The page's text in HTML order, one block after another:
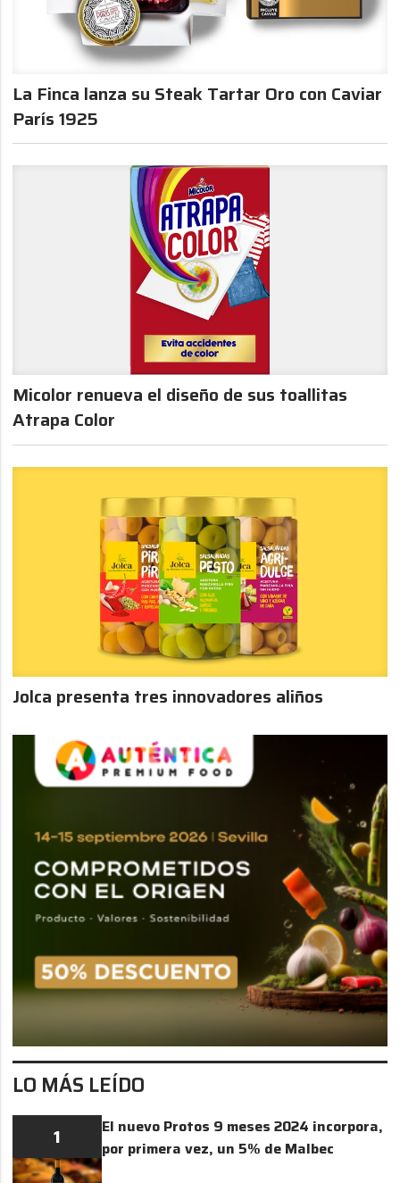
La Finca lanza su Steak Tartar Oro con Caviar
París 1925
Micolor renueva el diseño de sus toallitas
Atrapa Color
Jolca presenta tres innovadores aliños
LO MÁS LEÍDO
1
El nuevo Protos 9 meses 2024 incorpora,
por primera vez, un 5% de Malbec